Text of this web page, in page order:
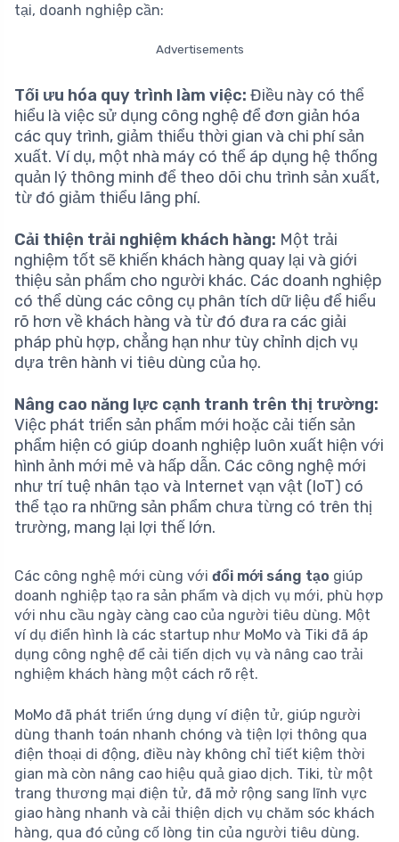
tại, doanh nghiệp cần:
Advertisements
Tối ưu hóa quy trình làm việc: Điều này có thể
hiểu là việc sử dụng công nghệ để đơn giản hóa
các quy trình, giảm thiểu thời gian và chi phí sản
xuất. Ví dụ, một nhà máy có thể áp dụng hệ thống
quản lý thông minh để theo dõi chu trình sản xuất,
từ đó giảm thiểu lãng phí.
Cải thiện trải nghiệm khách hàng: Một trải
nghiệm tốt sẽ khiến khách hàng quay lại và giới
thiệu sản phẩm cho người khác. Các doanh nghiệp
có thể dùng các công cụ phân tích dữ liệu để hiểu
rõ hơn về khách hàng và từ đó đưa ra các giải
pháp phù hợp, chẳng hạn như tùy chỉnh dịch vụ
dựa trên hành vi tiêu dùng của họ.
Nâng cao năng lực cạnh tranh trên thị trường:
Việc phát triển sản phẩm mới hoặc cải tiến sản
phẩm hiện có giúp doanh nghiệp luôn xuất hiện với
hình ảnh mới mẻ và hấp dẫn. Các công nghệ mới
như trí tuệ nhân tạo và Internet vạn vật (IoT) có
thể tạo ra những sản phẩm chưa từng có trên thị
trường, mang lại lợi thế lớn.
Các công nghệ mới cùng với đổi mới sáng tạo giúp
doanh nghiệp tạo ra sản phẩm và dịch vụ mới, phù hợp
với nhu cầu ngày càng cao của người tiêu dùng. Một
ví dụ điển hình là các startup như MoMo và Tiki đã áp
dụng công nghệ để cải tiến dịch vụ và nâng cao trải
nghiệm khách hàng một cách rõ rệt.
MoMo đã phát triển ứng dụng ví điện tử, giúp người
dùng thanh toán nhanh chóng và tiện lợi thông qua
điện thoại di động, điều này không chỉ tiết kiệm thời
gian mà còn nâng cao hiệu quả giao dịch. Tiki, từ một
trang thương mại điện tử, đã mở rộng sang lĩnh vực
giao hàng nhanh và cải thiện dịch vụ chăm sóc khách
hàng, qua đó củng cố lòng tin của người tiêu dùng.